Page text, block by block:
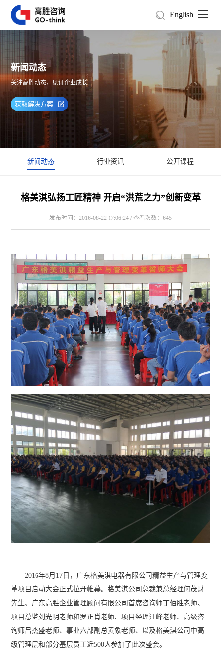
English
新闻动态
关注高胜动态，见证企业成长
获取解决方案
新闻动态 行业资讯 公开课程
格美淇弘扬工匠精神 开启“洪荒之力”创新变革
发布时间：2016-08-22 17:06:24 / 查看次数：645
2016年8月17日，广东格美淇电器有限公司精益生产与管理变
革项目启动大会正式拉开帷幕。格美淇公司总裁兼总经理何茂财
先生、广东高胜企业管理顾问有限公司首席咨询师丁佰胜老师、
项目总监刘光明老师和罗正肖老师、项目经理汪峰老师、高级咨
询师吕杰盛老师、事业六部副总黄象老师、以及格美淇公司中高
级管理层和部分基层员工近500人参加了此次盛会。